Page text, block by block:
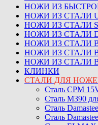
НОЖИ ИЗ
НОЖИ ИЗ СТАЛИ
НОЖИ ИЗ СТАЛИ
НОЖИ ИЗ СТАЛИ
НОЖИ ИЗ СТАЛИ
НОЖИ ИЗ СТАЛИ
НОЖИ ИЗ СТАЛИ
КЛИНКИ
СТАЛИ ДЛЯ
Сталь CPM
Сталь M390
Сталь
Сталь